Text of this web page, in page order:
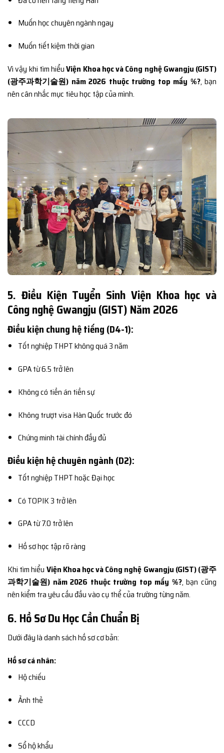
Muốn học chuyên ngành ngay
Muốn tiết kiệm thời gian
Vì vậy khi tìm hiểuViện Khoa học và Công nghệ Gwangju (GIST)
(광주과학기술원) năm 2026 thuộc trường top mấy %?, bạn
nên cân nhắc mục tiêu học tập của mình.
5. Điều Kiện Tuyển Sinh Viện Khoa học và
Công nghệ Gwangju (GIST) Năm 2026
Điều kiện chung hệ tiếng (D4-1):
Tốt nghiệp THPT không quá 3 năm
GPA từ 6.5 trở lên
Không có tiền án tiền sự
Không trượt visa Hàn Quốc trước đó
Chứng minh tài chính đầy đủ
Điều kiện hệ chuyên ngành (D2):
Tốt nghiệp THPT hoặc Đại học
Có TOPIK 3 trở lên
GPA từ 7.0 trở lên
Hồ sơ học tập rõ ràng
Khi tìm hiểu Viện Khoa học và Công nghệ Gwangju (GIST) (광주
과학기술원) năm 2026 thuộc trường top mấy %?, bạn cũng
nên kiểm tra yêu cầu đầu vào cụ thể của trường từng năm.
6. Hồ Sơ Du Học Cần Chuẩn Bị
Dưới đây là danh sách hồ sơ cơ bản:
Hồ sơ cá nhân:
Hộ chiếu
Ảnh thẻ
CCCD
Sổ hộ khẩu